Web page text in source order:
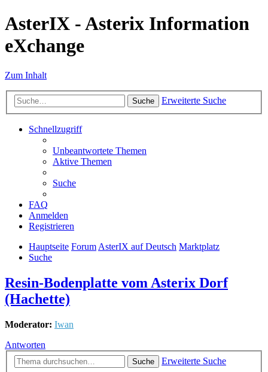
AsterIX - Asterix Information
eXchange
Zum Inhalt
Suche Erweiterte Suche
Schnellzugriff
Unbeantwortete Themen
Aktive Themen
Suche
FAQ
Anmelden
Registrieren
Hauptseite ForumAsterIX auf Deutsch Marktplatz
Suche
Resin-Bodenplatte vom Asterix Dorf
(Hachette)
Moderator: Iwan
Antworten
Suche
Erweiterte Suche